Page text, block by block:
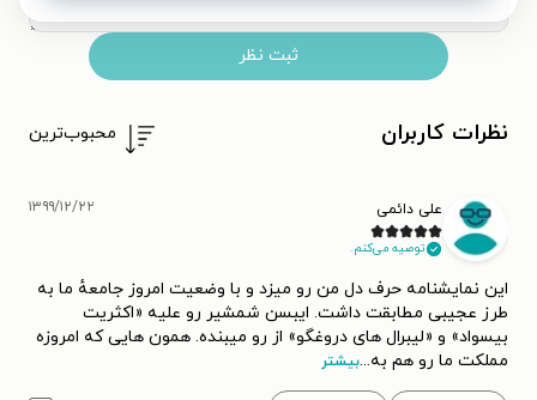
ثبت نظر
نظرات کاربران محبوب‌ترین
علی دائمی
توصیه می‌کنم.
۱۳۹۹/۱۲/۲۲
این نمایشنامه حرف دل من رو میزد و با وضعیت امروز جامعهٔ ما به
طرز عجیبی مطابقت داشت. ایبسن شمشیر رو علیه «اکثریت
بیسواد» و «لیبرال های دروغگو» از رو میبنده. همون هایی که امروزه
مملکت ما رو هم به...بیشتر